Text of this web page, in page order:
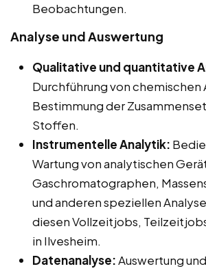
Beobachtungen.
Analyse und Auswertung
Qualitative und quantitative
Durchführung von chemischen
Bestimmung der
Stoffen.
Instrumentelle Analytik:
Wartung von analytischen
Gaschromatographen,
und anderen speziellen
diesen Vollzeitjobs,
in Ilvesheim.
Datenanalyse:Auswertung